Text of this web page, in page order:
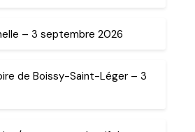
– 3 septembre 2026
de Boissy-Saint-Léger – 3